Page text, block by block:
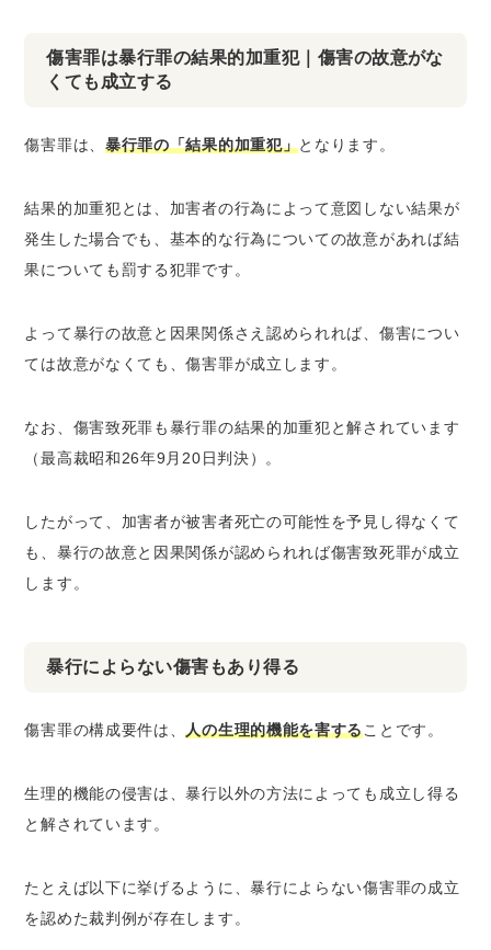
傷害罪は暴行罪の結果的加重犯｜傷害の故意がな
くても成立する
傷害罪は、 暴行罪の「結果的加重犯」となります。
結果的加重犯とは、加害者の行為によって意図しない結果が
発生した場合でも、基本的な行為についての故意があれば結
果についても罰する犯罪です。
よって暴行の故意と因果関係さえ認められれば、傷害につい
ては故意がなくても、傷害罪が成立します。
なお、傷害致死罪も暴行罪の結果的加重犯と解されています
（最高裁昭和26年9月20日判決）。
したがって、加害者が被害者死亡の可能性を予見し得なくて
も、暴行の故意と因果関係が認められれば傷害致死罪が成立
します。
暴行によらない傷害もあり得る
傷害罪の構成要件は、人の生理的機能を害することです。
生理的機能の侵害は、暴行以外の方法によっても成立し得る
と解されています。
たとえば以下に挙げるように、暴行によらない傷害罪の成立
を認めた裁判例が存在します。